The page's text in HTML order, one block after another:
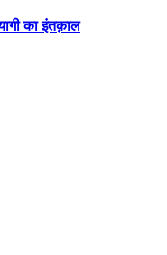
का इंतक़ाल